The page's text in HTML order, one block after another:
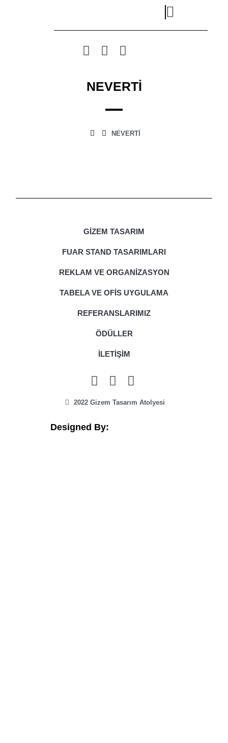
NEVERTİ
NEVERTİ
GİZEM TASARIM
FUAR STAND TASARIMLARI
REKLAM VE ORGANİZASYON
TABELA VE OFİS UYGULAMA
REFERANSLARIMIZ
ÖDÜLLER
İLETİŞİM
2022 Gizem Tasarım Atolyesi
Designed By: